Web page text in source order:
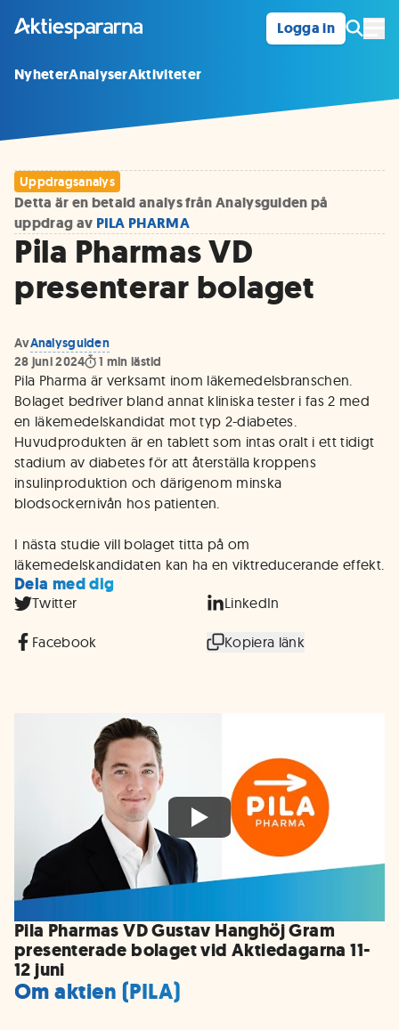
Logga in
NyheterAnalyserAktiviteter
Uppdragsanalys
Detta är en betald analys från Analysguiden på
uppdrag av PILA PHARMA
Pila Pharmas VD
presenterar bolaget
AvAnalysguiden
28 juni 2024
1 min lästid
Pila Pharma är verksamt inom läkemedelsbranschen.
Bolaget bedriver bland annat kliniska tester i fas 2 med
en läkemedelskandidat mot typ 2-diabetes.
Huvudprodukten är en tablett som intas oralt i ett tidigt
stadium av diabetes för att återställa kroppens
insulinproduktion och därigenom minska
blodsockernivån hos patienten.
I nästa studie vill bolaget titta på om
läkemedelskandidaten kan ha en viktreducerande effekt.
Dela med dig
Twitter LinkedIn
Facebook Kopiera länk
Pila Pharmas VD Gustav Hanghöj Gram
presenterade bolaget vid Aktiedagarna 11-
12 juni
Om aktien (PILA)